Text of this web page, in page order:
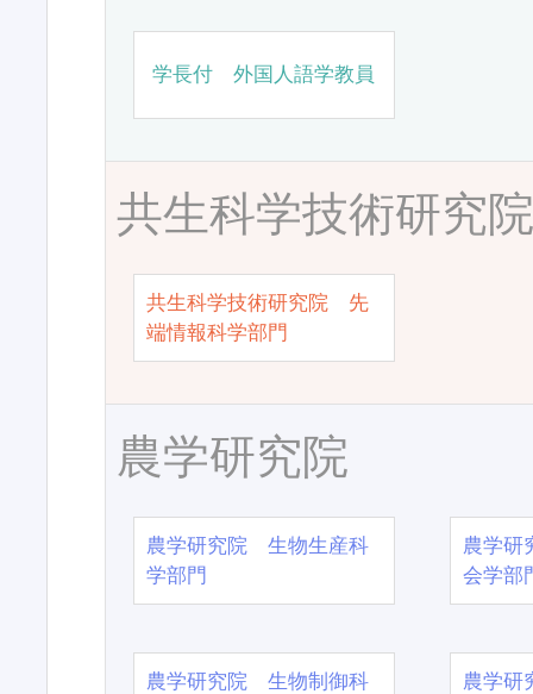
学長付 外国人語学教員
共生科学技術研究
共生科学技術研究院 先
端情報科学部門
農学研究院
農学研究院 生物生産科
学部門
農学
会学部
農学研究院 生物制御科
農学